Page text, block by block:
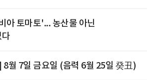
아 토마토'... 농산물 아닌
8월 7일 금요일 (음력 6월 25일 癸丑)